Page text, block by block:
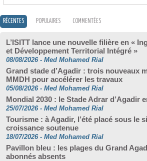
RÉCENTES POPULAIRES COMMENTÉES
L’ISITT lance une nouvelle filière en «
et Développement Territorial Intégré »
08/08/2026 - Med Mohamed Rial
Grand stade d’Agadir : trois nouveaux
MMDH pour accélérer les travaux
05/08/2026 - Med Mohamed Rial
Mondial 2030 : le Stade Adrar d’Agadir
25/07/2026 - Med Mohamed Rial
Tourisme : à Agadir, l’été placé sous le
croissance soutenue
18/07/2026 - Med Mohamed Rial
Pavillon bleu : les plages du Grand
abonnés absents